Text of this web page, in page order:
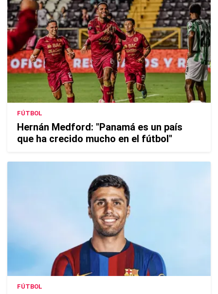
FÚTBOL
Hernán Medford: "Panamá es un país
que ha crecido mucho en el fútbol"
FÚTBOL